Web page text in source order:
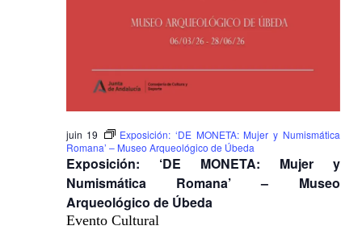
Exposición: ‘DE MONETA: Mujer y
Numismática Romana’ – Museo
Arqueológico de Úbeda
juin 19
Exposición: ‘DE MONETA: Mujer y Numismática
Romana’ – Museo Arqueológico de Úbeda
Evento Cultural